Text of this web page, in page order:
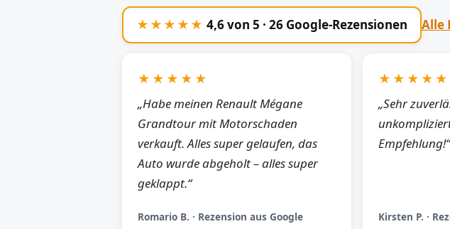
★★★★★ 4,6 von 5 · 26 Google-Rezensionen Alle
★★★★★
„Habe meinen Renault Mégane
Grandtour mit Motorschaden
verkauft. Alles super gelaufen, das
Auto wurde abgeholt – alles super
geklappt.“
Romario B. · Rezension aus Google
★★★★★
„Sehr
Empfehlung!“
Kirsten P. ·